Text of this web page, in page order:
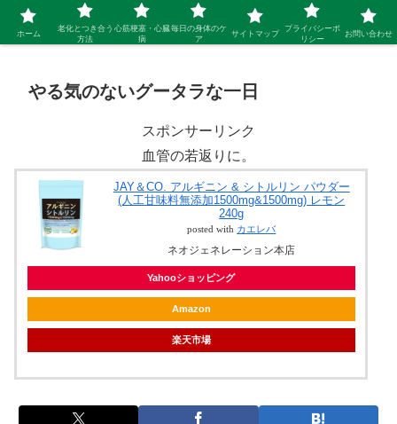
シニア 新しい人生を開拓するブログ
やる気のないグータラな一日
スポンサーリンク
血管の若返りに。
JAY＆CO. アルギニン & シトルリン パウダー
(人工甘味料無添加1500mg&1500mg) レモン
240g
posted with カエレバ
ネオジェネレーション本店
Yahooショッピング
Amazon
楽天市場
ホーム
老化とつき合う
方法
心筋梗塞・心臓
病
毎日の身体のケ
ア
サイトマップ
プライバシーポ
リシー
お問い合わせ